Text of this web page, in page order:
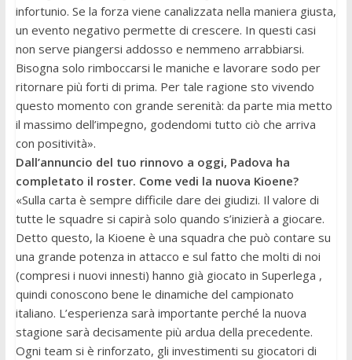
infortunio. Se la forza viene canalizzata nella maniera giusta,
un evento negativo permette di crescere. In questi casi
non serve piangersi addosso e nemmeno arrabbiarsi.
Bisogna solo rimboccarsi le maniche e lavorare sodo per
ritornare più forti di prima. Per tale ragione sto vivendo
questo momento con grande serenità: da parte mia metto
il massimo dell’impegno, godendomi tutto ciò che arriva
con positività».
Dall’annuncio del tuo rinnovo a oggi, Padova ha
completato il roster. Come vedi la nuova Kioene?
«Sulla carta è sempre difficile dare dei giudizi. Il valore di
tutte le squadre si capirà solo quando s’inizierà a giocare.
Detto questo, la Kioene è una squadra che può contare su
una grande potenza in attacco e sul fatto che molti di noi
(compresi i nuovi innesti) hanno già giocato in Superlega ,
quindi conoscono bene le dinamiche del campionato
italiano. L’esperienza sarà importante perché la nuova
stagione sarà decisamente più ardua della precedente.
Ogni team si è rinforzato, gli investimenti su giocatori di